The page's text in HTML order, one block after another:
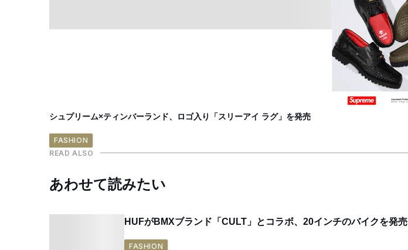
シュプリーム×ティンバーランド、ロゴ入り「スリーアイ ラグ」を発売
FASHION
READ ALSO
あわせて読みたい
HUFがBMXブランド「CULT」とコラボ、20インチのバイクを発売
FASHION